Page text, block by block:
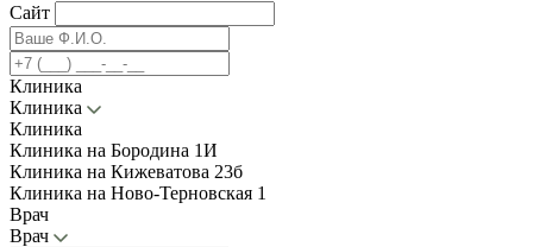
Сайт
Клиника
Клиника
Клиника
Клиника на Бородина 1И
Клиника на Кижеватова 23б
Клиника на Ново-Терновская 1
Врач
Врач